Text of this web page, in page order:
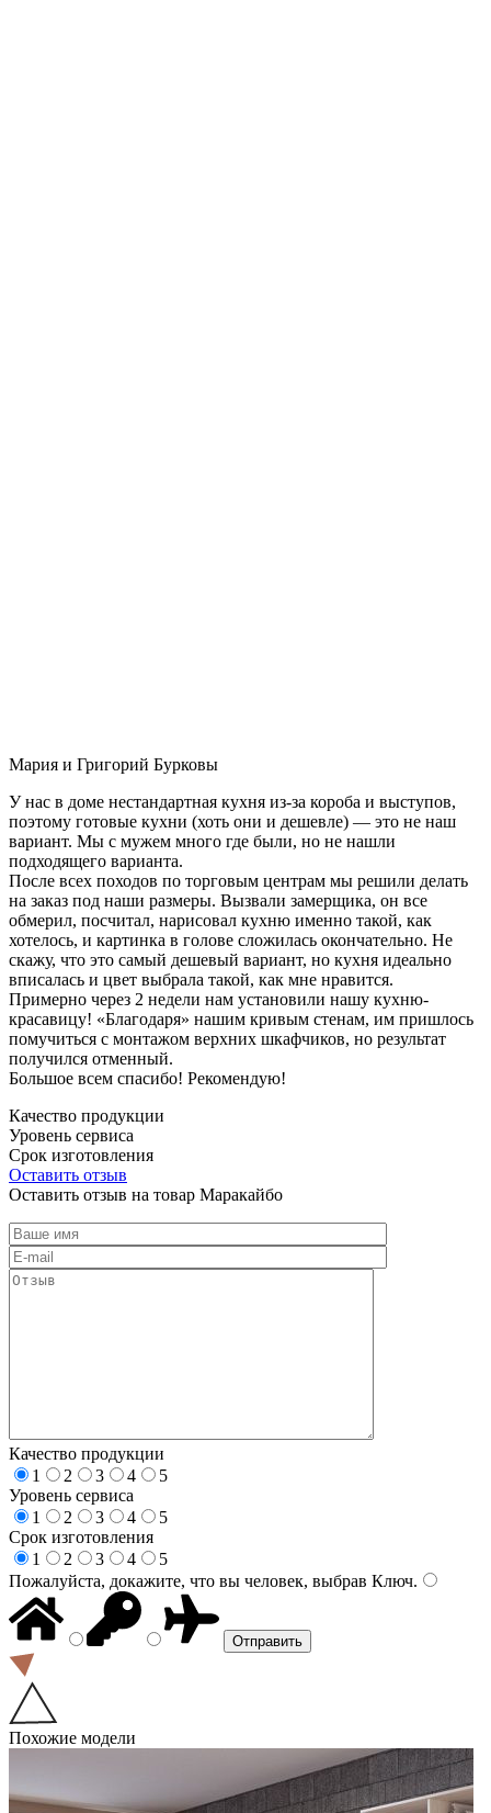
Мария и Григорий Бурковы
У нас в доме нестандартная кухня из-за короба и выступов,
поэтому готовые кухни (хоть они и дешевле) — это не наш
вариант. Мы с мужем много где были, но не нашли
подходящего варианта.
После всех походов по торговым центрам мы решили делать
на заказ под наши размеры. Вызвали замерщика, он все
обмерил, посчитал, нарисовал кухню именно такой, как
хотелось, и картинка в голове сложилась окончательно. Не
скажу, что это самый дешевый вариант, но кухня идеально
вписалась и цвет выбрала такой, как мне нравится.
Примерно через 2 недели нам установили нашу кухню-
красавицу! «Благодаря» нашим кривым стенам, им пришлось
помучиться с монтажом верхних шкафчиков, но результат
получился отменный.
Большое всем спасибо! Рекомендую!
Качество продукции
Уровень сервиса
Срок изготовления
Оставить отзыв
Оставить отзыв на товар Маракайбо
Качество продукции
1
2 3 4
5
Уровень сервиса
1
2 3 4
5
Срок изготовления
1
2 3 4
5
Пожалуйста, докажите, что вы человек, выбрав Ключ.
Похожие модели